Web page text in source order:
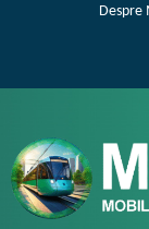
Despre